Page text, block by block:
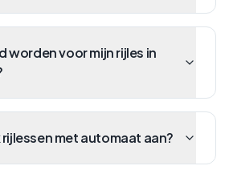
worden voor mijn rijles in
met automaat aan?